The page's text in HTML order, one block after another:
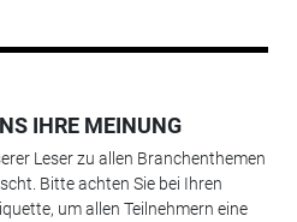
IHRE MEINUNG
Leser zu allen Branchenthemen
Bitte achten Sie bei Ihren
um allen Teilnehmern eine